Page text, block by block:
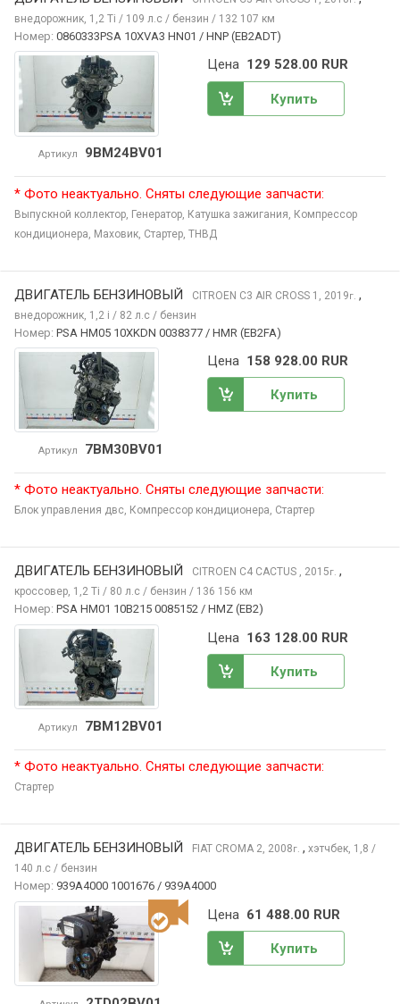
внедорожник, 1,2 Ti / 109 л.с / бензин / 132 107 км
Номер: 0860333PSA 10XVA3 HN01 / HNP (EB2ADT)
Артикул 9BM24BV01
Цена 129 528.00 RUR
Купить
* Фото неактуально. Сняты следующие запчасти:
Выпускной коллектор, Генератор, Катушка зажигания, Компрессор
кондиционера, Маховик, Стартер, ТНВД
ДВИГАТЕЛЬ БЕНЗИНОВЫЙ CITROEN C3 AIR CROSS 1, 2019г. ,
внедорожник, 1,2 i / 82 л.с / бензин
Номер: PSA HM05 10XKDN 0038377 / HMR (EB2FA)
Артикул 7BM30BV01
Цена 158 928.00 RUR
Купить
* Фото неактуально. Сняты следующие запчасти:
Блок управления двс, Компрессор кондиционера, Стартер
ДВИГАТЕЛЬ БЕНЗИНОВЫЙ CITROEN C4 CACTUS , 2015г. ,
кроссовер, 1,2 Ti / 80 л.с / бензин / 136 156 км
Номер: PSA HM01 10B215 0085152 / HMZ (EB2)
Артикул 7BM12BV01
Цена 163 128.00 RUR
Купить
* Фото неактуально. Сняты следующие запчасти:
Стартер
ДВИГАТЕЛЬ БЕНЗИНОВЫЙ FIAT CROMA 2, 2008г. , хэтчбек, 1,8 /
140 л.с / бензин
Номер: 939A4000 1001676 / 939A4000
Цена 61 488.00 RUR
Купить